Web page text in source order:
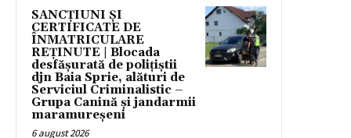
SANCȚIUNI ȘI
CERTIFICATE DE
ÎNMATRICULARE
REȚINUTE | Blocada
desfășurată de polițiștii
djn Baia Sprie, alături de
Serviciul Criminalistic –
Grupa Canină și jandarmii
maramureșeni
6 august 2026